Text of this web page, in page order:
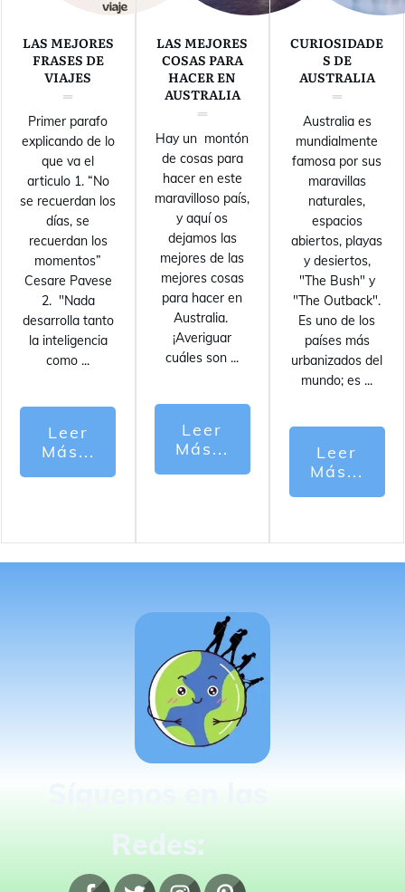
LAS MEJORES
FRASES DE
VIAJES
Primer parafo
explicando de lo
que va el
articulo 1. “No
se recuerdan los
días, se
recuerdan los
momentos”
Cesare Pavese
2. "Nada
desarrolla tanto
la inteligencia
como ...
Leer
Más...
LAS MEJORES
COSAS PARA
HACER EN
AUSTRALIA
Hay un montón
de cosas para
hacer en este
maravilloso país,
y aquí os
dejamos las
mejores de las
mejores cosas
para hacer en
Australia.
¡Averiguar
cuáles son ...
Leer
Más...
CURIOSIDADE
S DE
AUSTRALIA
Australia es
mundialmente
famosa por sus
maravillas
naturales,
espacios
abiertos, playas
y desiertos,
"The Bush" y
"The Outback".
Es uno de los
países más
urbanizados del
mundo; es ...
Leer
Más...
Redes: